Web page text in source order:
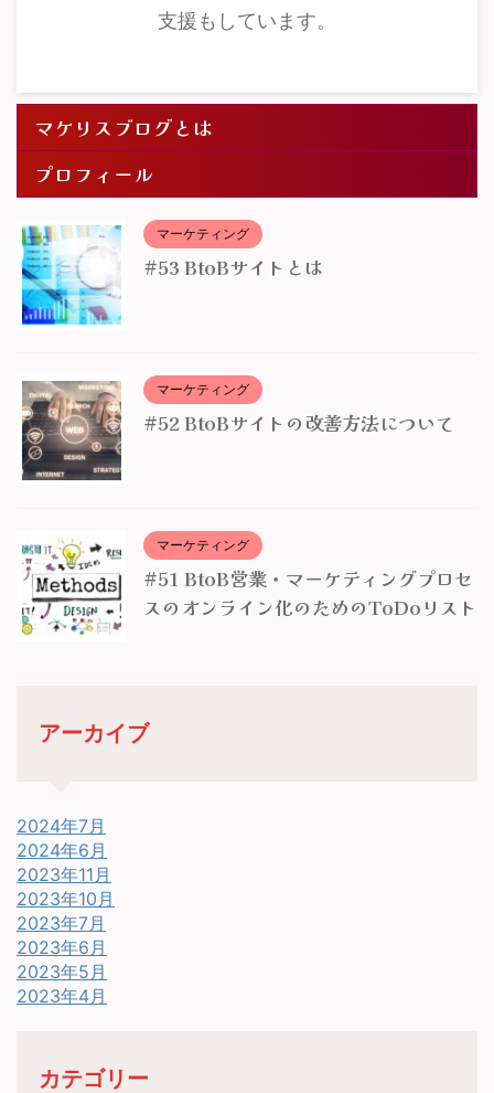
支援もしています。
マケリスブログとは
プロフィール
マーケティング
#53 BtoBサイトとは
マーケティング
#52 BtoBサイトの改善方法について
マーケティング
#51 BtoB営業・マーケティングプロセ
スのオンライン化のためのToDoリスト
アーカイブ
2024年7月
2024年6月
2023年11月
2023年10月
2023年7月
2023年6月
2023年5月
2023年4月
カテゴリー